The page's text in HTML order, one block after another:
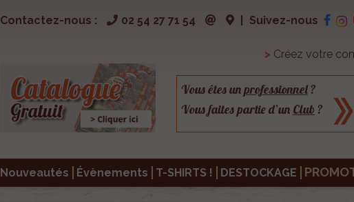
Contactez-nous : 02 54 27 71 54 Suivez-nous
> Créez votre
Vous êtes unprofessionnel?
Vous faites partie d’un Club ?
Nouveautés Évènements T-SHIRTS ! DESTOCKAGE